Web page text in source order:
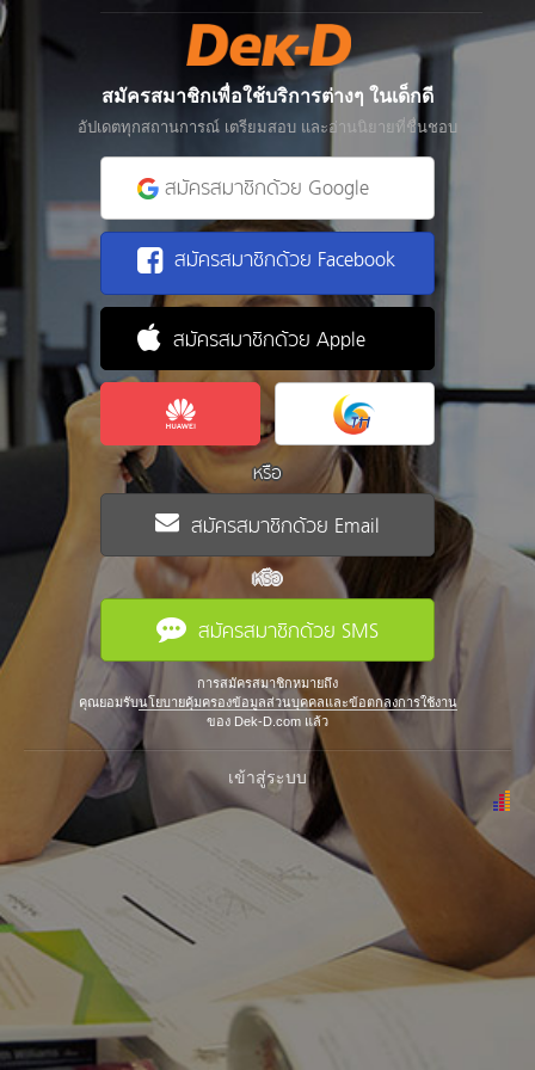
สมัครสมาชิกเพื่อใช้บริการต่างๆ ในเด็กดี
อัปเดตทุกสถานการณ์ เตรียมสอบ และอ่านนิยายที่ชื่นชอบ
สมัครสมาชิกด้วย Google
สมัครสมาชิกด้วย Facebook
สมัครสมาชิกด้วย Apple
หรือ
สมัครสมาชิกด้วย Email
หรือ
สมัครสมาชิกด้วย SMS
การสมัครสมาชิกหมายถึง
คุณยอมรับนโยบายคุ้มครองข้อมูลส่วนบุคคลและข้อตกลงการใช้งาน
ของ Dek-D.com แล้ว
เข้าสู่ระบบ